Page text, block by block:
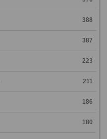
388
387
223
211
186
180